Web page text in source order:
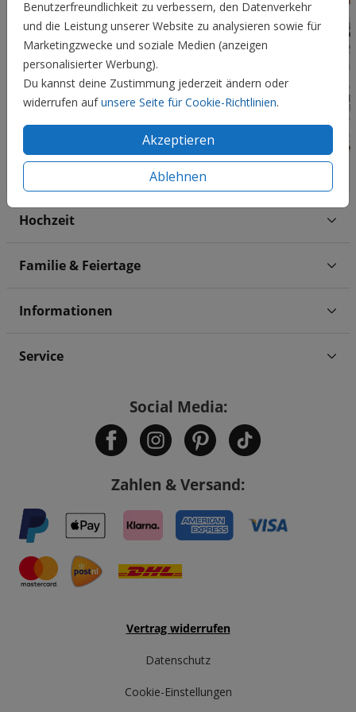
Benutzerfreundlichkeit zu verbessern, den Datenverkehr
und die Leistung unserer Website zu analysieren sowie für
Marketingzwecke und soziale Medien (anzeigen
personalisierter Werbung).
Du kannst deine Zustimmung jederzeit ändern oder
widerrufen aufunsere Seite für Cookie-Richtlinien.
Akzeptieren
Ablehnen
Hochzeit
Familie & Feiertage
Informationen
Service
Social Media:
Zahlen & Versand:
Vertrag widerrufen
Datenschutz
Cookie-Einstellungen